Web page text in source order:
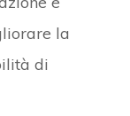
la
di